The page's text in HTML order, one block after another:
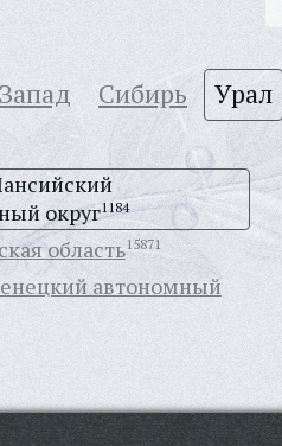
Сибирь Урал
округ1184
область15871
автономный